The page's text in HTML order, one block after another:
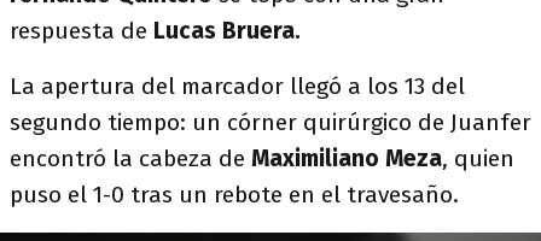
respuesta de Lucas Bruera.
La apertura del marcador llegó a los 13 del
segundo tiempo: un córner quirúrgico de Juanfer
encontró la cabeza de Maximiliano Meza, quien
puso el 1-0 tras un rebote en el travesaño.